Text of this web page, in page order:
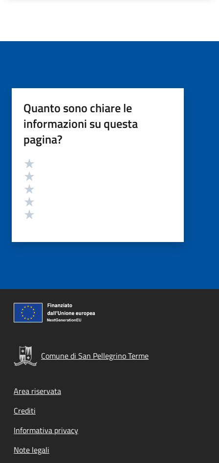
Quanto sono chiare le
informazioni su questa
pagina?
Valutazione
Comune di San Pellegrino Terme
Footer menu
Area riservata
Crediti
Informativa privacy
Note legali